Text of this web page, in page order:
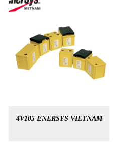
4V105 ENERSYS VIETNAM